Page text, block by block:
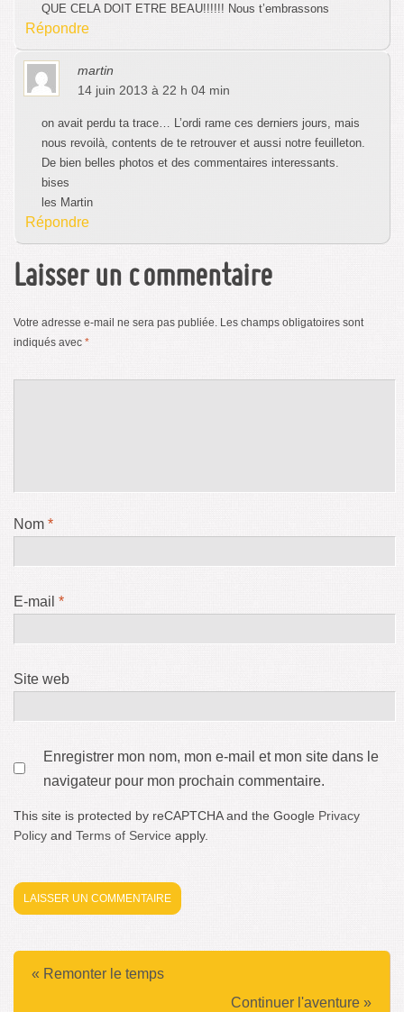
QUE CELA DOIT ETRE BEAU!!!!!! Nous t’embrassons
Répondre
martin
14 juin 2013 à 22 h 04 min
on avait perdu ta trace… L’ordi rame ces derniers jours, mais
nous revoilà, contents de te retrouver et aussi notre feuilleton.
De bien belles photos et des commentaires interessants.
bises
les Martin
Répondre
Laisser un commentaire
Votre adresse e-mail ne sera pas publiée. Les champs obligatoires sont
indiqués avec *
Nom *
E-mail *
Site web
Enregistrer mon nom, mon e-mail et mon site dans le
navigateur pour mon prochain commentaire.
This site is protected by reCAPTCHA and the Google Privacy
Policy and Terms of Service apply.
Continuer l'aventure »
« Remonter le temps